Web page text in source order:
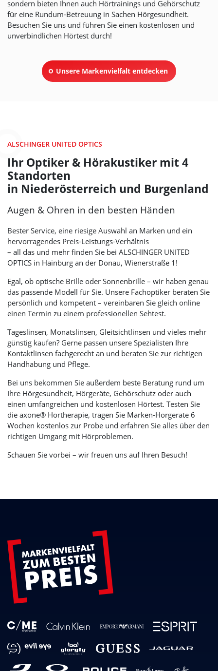
sondern bieten Ihnen auch Hörtrainings und Gehörschutz
für eine Rundum-Betreuung in Sachen Hörgesundheit.
Besuchen Sie uns und führen Sie einen kostenlosen und
unverbindlichen Hörtest durch!
Unsere Markenvielfalt entdecken
ALSCHINGER UNITED OPTICS
Ihr Optiker & Hörakustiker mit 4
Standorten
in Niederösterreich und Burgenland
Augen & Ohren in den besten Händen
Bester Service, eine riesige Auswahl an Marken und ein
hervorragendes Preis-Leistungs-Verhältnis
– all das und mehr finden Sie bei ALSCHINGER UNITED
OPTICS in Hainburg an der Donau, Wienerstraße 1!
Egal, ob optische Brille oder Sonnenbrille – wir haben genau
das passende Modell für Sie. Unsere Fachoptiker beraten Sie
persönlich und kompetent – vereinbaren Sie gleich online
einen Termin zu einem professionellen Sehtest.
Tageslinsen, Monatslinsen, Gleitsichtlinsen und vieles mehr
günstig kaufen? Gerne passen unsere Spezialisten Ihre
Kontaktlinsen fachgerecht an und beraten Sie zur richtigen
Handhabung und Pflege.
Bei uns bekommen Sie außerdem beste Beratung rund um
Ihre Hörgesundheit, Hörgeräte, Gehörschutz oder auch
einen umfangreichen und kostenlosen Hörtest. Testen Sie
die axone® Hörtherapie, tragen Sie Marken-Hörgeräte 6
Wochen kostenlos zur Probe und erfahren Sie alles über den
richtigen Umgang mit Hörproblemen.
Schauen Sie vorbei – wir freuen uns auf Ihren Besuch!